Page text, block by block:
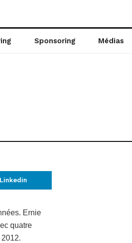
Sponsoring Médias
Ernie
quatre